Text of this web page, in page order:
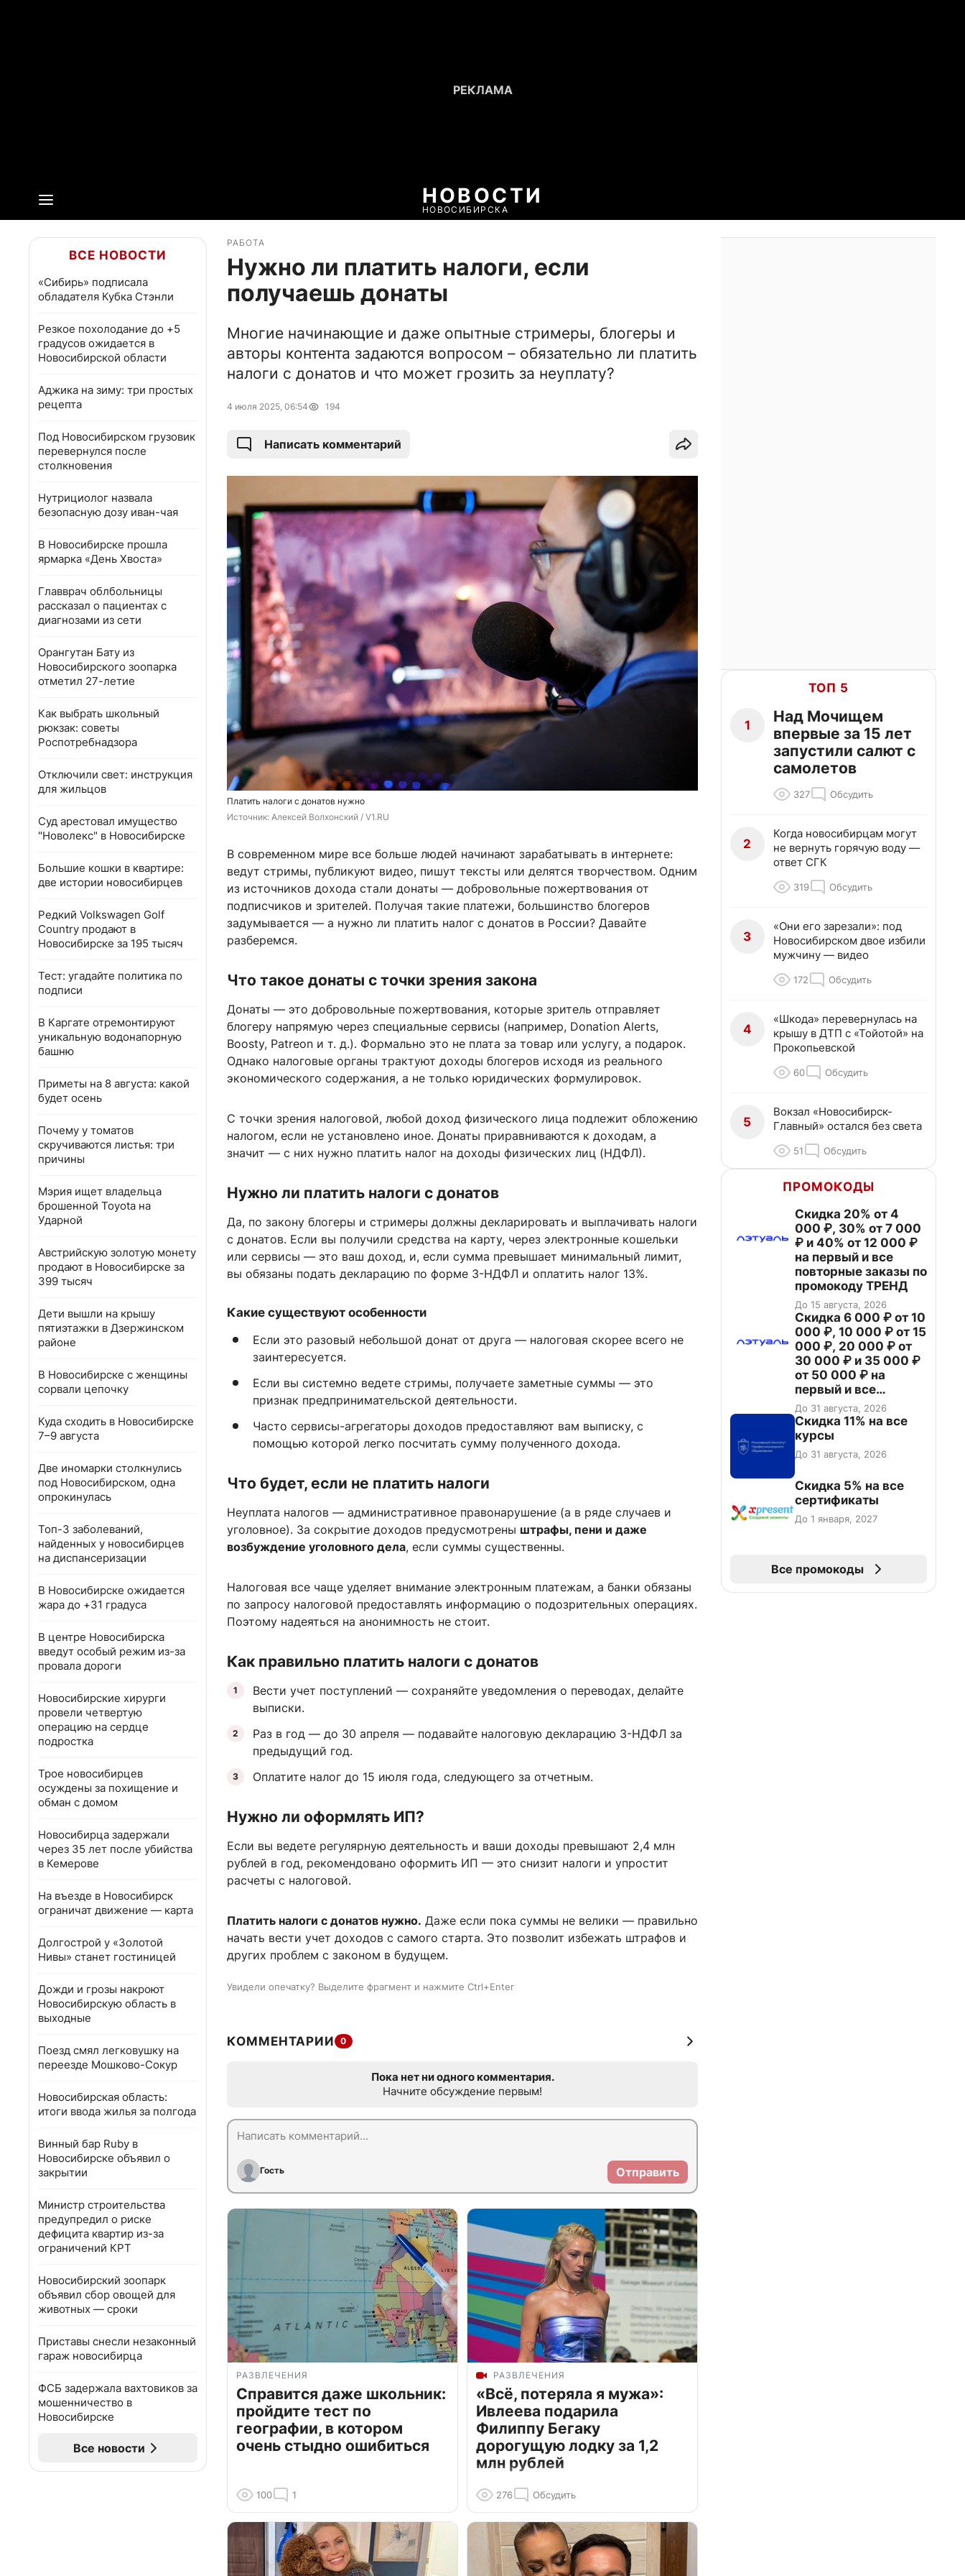
НОВОСТИ
НОВОСИБИРСКА
ВСЕ НОВОСТИ
«Сибирь» подписала
обладателя Кубка Стэнли
Резкое похолодание до +5
градусов ожидается в
Новосибирской области
Аджика на зиму: три простых
рецепта
Под Новосибирском грузовик
перевернулся после
столкновения
Нутрициолог назвала
безопасную дозу иван-чая
В Новосибирске прошла
ярмарка «День Хвоста»
Главврач облбольницы
рассказал о пациентах с
диагнозами из сети
Орангутан Бату из
Новосибирского зоопарка
отметил 27-летие
Как выбрать школьный
рюкзак: советы
Роспотребнадзора
Отключили свет: инструкция
для жильцов
Суд арестовал имущество
"Новолекс" в Новосибирске
Большие кошки в квартире:
две истории новосибирцев
Редкий Volkswagen Golf
Country продают в
Новосибирске за 195 тысяч
Тест: угадайте политика по
подписи
В Каргате отремонтируют
уникальную водонапорную
башню
Приметы на 8 августа: какой
будет осень
Почему у томатов
скручиваются листья: три
причины
Мэрия ищет владельца
брошенной Toyota на
Ударной
Австрийскую золотую монету
продают в Новосибирске за
399 тысяч
Дети вышли на крышу
пятиэтажки в Дзержинском
районе
В Новосибирске с женщины
сорвали цепочку
Куда сходить в Новосибирске
7–9 августа
Две иномарки столкнулись
под Новосибирском, одна
опрокинулась
Топ-3 заболеваний,
найденных у новосибирцев
на диспансеризации
В Новосибирске ожидается
жара до +31 градуса
В центре Новосибирска
введут особый режим из-за
провала дороги
Новосибирские хирурги
провели четвертую
операцию на сердце
подростка
Трое новосибирцев
осуждены за похищение и
обман с домом
Новосибирца задержали
через 35 лет после убийства
в Кемерове
На въезде в Новосибирск
ограничат движение — карта
Долгострой у «Золотой
Нивы» станет гостиницей
Дожди и грозы накроют
Новосибирскую область в
выходные
Поезд смял легковушку на
переезде Мошково-Сокур
Новосибирская область:
итоги ввода жилья за полгода
Винный бар Ruby в
Новосибирске объявил о
закрытии
Министр строительства
предупредил о риске
дефицита квартир из-за
ограничений КРТ
Новосибирский зоопарк
объявил сбор овощей для
животных — сроки
Приставы снесли незаконный
гараж новосибирца
ФСБ задержала вахтовиков за
мошенничество в
Новосибирске
Все новости
РАБОТА
Нужно ли платить налоги, если
получаешь донаты
Многие начинающие и даже опытные стримеры, блогеры и
авторы контента задаются вопросом – обязательно ли платить
налоги с донатов и что может грозить за неуплату?
4 июля 2025, 06:54 194
Написать комментарий
Платить налоги с донатов нужно
Источник: Алексей Волхонский / V1.RU
В современном мире все больше людей начинают зарабатывать в интернете:
ведут стримы, публикуют видео, пишут тексты или делятся творчеством. Одним
из источников дохода стали донаты — добровольные пожертвования от
подписчиков и зрителей. Получая такие платежи, большинство блогеров
задумывается — а нужно ли платить налог с донатов в России? Давайте
разберемся.
Что такое донаты с точки зрения закона
Донаты — это добровольные пожертвования, которые зритель отправляет
блогеру напрямую через специальные сервисы (например, Donation Alerts,
Boosty, Patreon и т. д.). Формально это не плата за товар или услугу, а подарок.
Однако налоговые органы трактуют доходы блогеров исходя из реального
экономического содержания, а не только юридических формулировок.
С точки зрения налоговой, любой доход физического лица подлежит обложению
налогом, если не установлено иное. Донаты приравниваются к доходам, а
значит — с них нужно платить налог на доходы физических лиц (НДФЛ).
Нужно ли платить налоги с донатов
Да, по закону блогеры и стримеры должны декларировать и выплачивать налоги
с донатов. Если вы получили средства на карту, через электронные кошельки
или сервисы — это ваш доход, и, если сумма превышает минимальный лимит,
вы обязаны подать декларацию по форме 3-НДФЛ и оплатить налог 13%.
Какие существуют особенности
Если это разовый небольшой донат от друга — налоговая скорее всего не
заинтересуется.
Если вы системно ведете стримы, получаете заметные суммы — это
признак предпринимательской деятельности.
Часто сервисы-агрегаторы доходов предоставляют вам выписку, с
помощью которой легко посчитать сумму полученного дохода.
Что будет, если не платить налоги
Неуплата налогов — административное правонарушение (а в ряде случаев и
уголовное). За сокрытие доходов предусмотрены штрафы, пени и даже
возбуждение уголовного дела, если суммы существенны.
Налоговая все чаще уделяет внимание электронным платежам, а банки обязаны
по запросу налоговой предоставлять информацию о подозрительных операциях.
Поэтому надеяться на анонимность не стоит.
Как правильно платить налоги с донатов
Вести учет поступлений — сохраняйте уведомления о переводах, делайте
выписки.
Раз в год — до 30 апреля — подавайте налоговую декларацию 3-НДФЛ за
предыдущий год.
Оплатите налог до 15 июля года, следующего за отчетным.
Нужно ли оформлять ИП?
Если вы ведете регулярную деятельность и ваши доходы превышают 2,4 млн
рублей в год, рекомендовано оформить ИП — это снизит налоги и упростит
расчеты с налоговой.
Платить налоги с донатов нужно. Даже если пока суммы не велики — правильно
начать вести учет доходов с самого старта. Это позволит избежать штрафов и
других проблем с законом в будущем.
Увидели опечатку? Выделите фрагмент и нажмите Ctrl+Enter
КОММЕНТАРИИ 0
Пока нет ни одного комментария.
Начните обсуждение первым!
Гость Отправить
РАЗВЛЕЧЕНИЯ
Справится даже школьник:
пройдите тест по
географии, в котором
очень стыдно ошибиться
100 1
РАЗВЛЕЧЕНИЯ
«Всё, потеряла я мужа»:
Ивлеева подарила
Филиппу Бегаку
дорогущую лодку за 1,2
млн рублей
276 Обсудить
ТОП 5
1
Над Мочищем
впервые за 15 лет
запустили салют с
самолетов
327 Обсудить
2
Когда новосибирцам могут
не вернуть горячую воду —
ответ СГК
319 Обсудить
3
«Они его зарезали»: под
Новосибирском двое избили
мужчину — видео
172 Обсудить
4
«Шкода» перевернулась на
крышу в ДТП с «Тойотой» на
Прокопьевской
60 Обсудить
5
Вокзал «Новосибирск-
Главный» остался без света
51 Обсудить
ПРОМОКОДЫ
Скидка 20% от 4
000 ₽, 30% от 7 000
₽ и 40% от 12 000 ₽
на первый и все
повторные заказы по
промокоду ТРЕНД
До 15 августа, 2026
Скидка 6 000 ₽ от 10
000 ₽, 10 000 ₽ от 15
000 ₽, 20 000 ₽ от
30 000 ₽ и 35 000 ₽
от 50 000 ₽ на
первый и все
повторные заказы по
промокоду НАБЕРИ
До 31 августа, 2026
Скидка 11% на все
курсы
До 31 августа, 2026
Скидка 5% на все
сертификаты
До 1 января, 2027
Все промокоды